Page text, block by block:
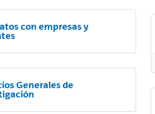
con empresas y
Generales de